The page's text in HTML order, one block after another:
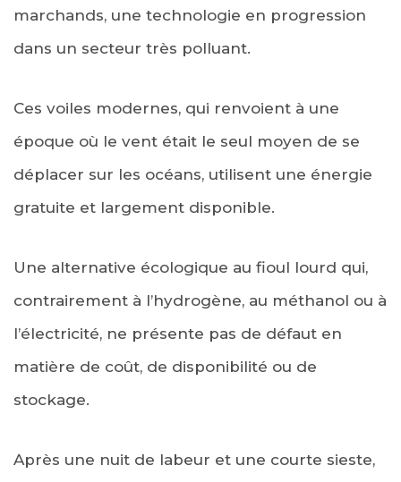
marchands, une technologie en progression
dans un secteur très polluant.
Ces voiles modernes, qui renvoient à une
époque où le vent était le seul moyen de se
déplacer sur les océans, utilisent une énergie
gratuite et largement disponible.
Une alternative écologique au fioul lourd qui,
contrairement à l’hydrogène, au méthanol ou à
l’électricité, ne présente pas de défaut en
matière de coût, de disponibilité ou de
stockage.
Après une nuit de labeur et une courte sieste,